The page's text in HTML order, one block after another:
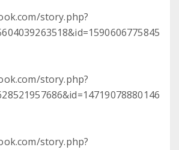
story.php?
story.php?
story.php?